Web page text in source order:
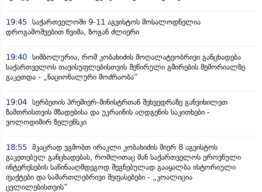
19:45 საქართველოში 9-11 აგვისტოს მოსალოდნელია
დროგამოშვებით წვიმა, ზოგან ძლიერი
19:40 სიმბოლურია, რომ კობახიძის მოღალატეობრივი განცხადება
საქართველოს თავისუფლებისთვის შეწირული გმირების მემორიალზე
გაკეთდა - „ნაციონალური მოძრაობა“
19:04 სერბეთის პრემიერ-მინისტრთან შეხვედრაზე განვიხილეთ
ზამთრისთვის მზადებისა და უკრაინის აღდგენის საკითხები -
ვოლოდიმირ ზელენსკი
18:55 მკაცრად ვგმობთ ირაკლი კობახიძის მიერ 8 აგვისტოს
გაკეთებულ განცხადებას, რომლითაც მან საქართველოს ეროვნული
ინტერესების საწინააღმდეგოდ შეგნებულად გააყალბა ისტორიული
ფაქტები და სამართლებრივი შეფასებები - „კოალიცია
ცვლილებისთვის“